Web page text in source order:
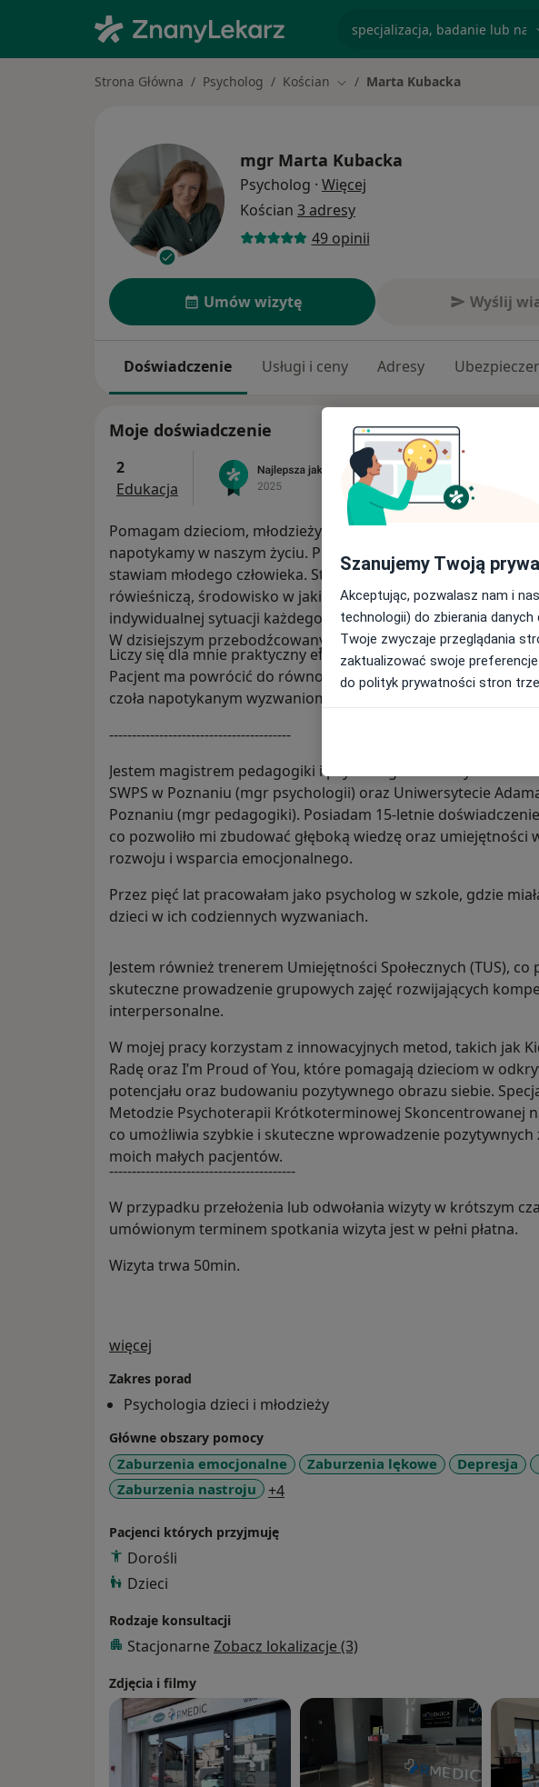
Strona Główna Psycholog Kościan Zmień miasto
Marta Kubacka
mgr Marta Kubacka
Psycholog · Więcej
Kościan 3 adresy
49 opinii
Umów wizytę Wyślij
Doświadczenie Usługi i ceny Adresy
Moje doświadczenie
2
Edukacja
Pomagam dzieciom, młodzieży i rodzicom pokonywać
napotykamy w naszym życiu. Pracując w nurcie systemowym
stawiam młodego człowieka. Staram się zrozumieć jego
rówieśniczą, środowisko w jakim żyje aby dostosować
indywidualnej sytuacji każdego pacjenta.
W dzisiejszym przebodźcowanym świecie oferuję empatię i
Liczy się dla mnie praktyczny efekt stosowanych technik.
Pacjent ma powrócić do równowagi zyskując siły do
czoła napotykanym wyzwaniom czy przeciwnościom.
----------------------------------------
Jestem magistrem pedagogiki i psychologii. Ukończyłam
SWPS w Poznaniu (mgr psychologii) oraz Uniwersytecie
Poznaniu (mgr pedagogiki). Posiadam 15-letnie
co pozwoliło mi zbudować głęboką wiedzę oraz umiejętności
rozwoju i wsparcia emocjonalnego.
Przez pięć lat pracowałam jako psycholog w szkole, gdzie
dzieci w ich codziennych wyzwaniach.
Jestem również trenerem Umiejętności Społecznych (TUS), co
skuteczne prowadzenie grupowych zajęć rozwijających
interpersonalne.
W mojej pracy korzystam z innowacyjnych metod, takich jak
Radę oraz I’m Proud of You, które pomagają dzieciom w
potencjału oraz budowaniu pozytywnego obrazu siebie.
Metodzie Psychoterapii Krótkoterminowej Skoncentrowanej
co umożliwia szybkie i skuteczne wprowadzenie pozytywnych
moich małych pacjentów.
-----------------------------------------
W przypadku przełożenia lub odwołania wizyty w krótszym
umówionym terminem spotkania wizyta jest w pełni płatna.
Wizyta trwa 50min.
więcej
Zakres porad
Psychologia dzieci i młodzieży
Główne obszary pomocy
Zaburzenia emocjonalne Zaburzenia lękowe Depresja
Zaburzenia nastroju
+4a11y_sr_more_diseases
Pacjenci których przyjmuję
Dorośli
Dzieci
Rodzaje konsultacji
Stacjonarne Zobacz lokalizacje (3)
Zdjęcia i filmy
Szanujemy Twoją
Akceptując, pozwalasz nam i
technologii) do zbierania
Twoje zwyczaje przeglądania
zaktualizować swoje
do polityk prywatności stron